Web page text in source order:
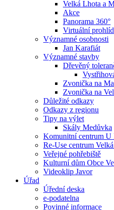
Velká Lhota a
Akce
Panorama 360°
Virtuální
Významné osobnosti
Jan Karafiát
Významné stavby
Dřevěný
Zvonička na
Zvonička na
Důležité odkazy
Odkazy z regionu
Tipy na výlet
Skály Medůvka
Komunitní centrum U
Re-Use centrum
Veřejné pohřebiště
Kulturní dům Obce
Videoklip Javor
Úřad
Úřední deska
e-podatelna
Povinné informace